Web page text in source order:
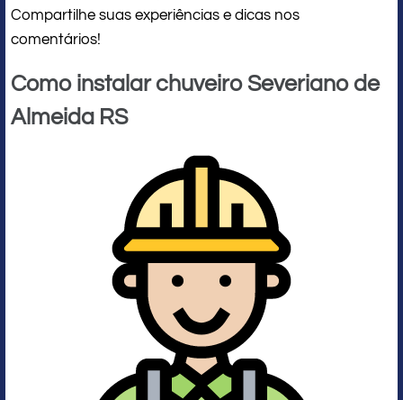
Compartilhe suas experiências e dicas nos
comentários!
Como instalar chuveiro Severiano de
Almeida RS